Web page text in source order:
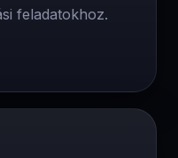
feladatokhoz.